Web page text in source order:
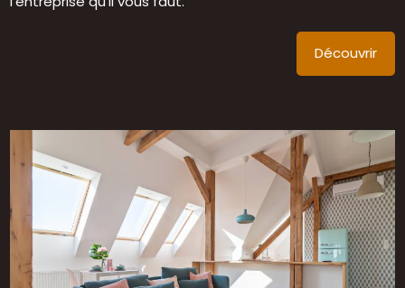
Découvrir